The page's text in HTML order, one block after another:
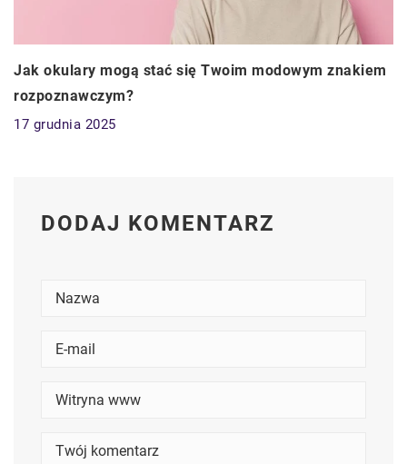
Jak okulary mogą stać się Twoim modowym znakiem
rozpoznawczym?
17 grudnia 2025
DODAJ KOMENTARZ